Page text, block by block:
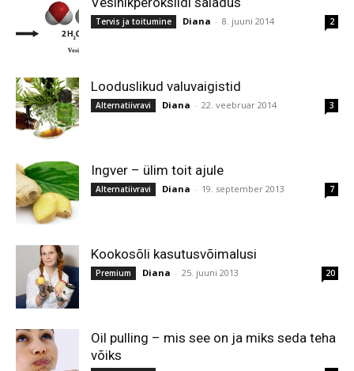
Tervis ja toitumine Diana - 8. juuni 2014 2
Looduslikud valuvaigistid
Alternatiivravi Diana - 22. veebruar 2014 3
Ingver – ülim toit ajule
Alternatiivravi Diana - 19. september 2013 7
Kookosõli kasutusvõimalusi
Premium Diana - 25. juuni 2013 20
Oil pulling – mis see on ja miks seda teha
võiks